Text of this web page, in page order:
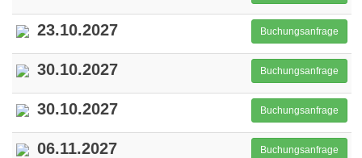
23.10.2027 Buchungsanfrage
30.10.2027 Buchungsanfrage
30.10.2027 Buchungsanfrage
06.11.2027 Buchungsanfrage